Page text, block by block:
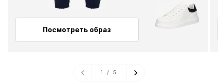
Посмотреть образ
1 / 5